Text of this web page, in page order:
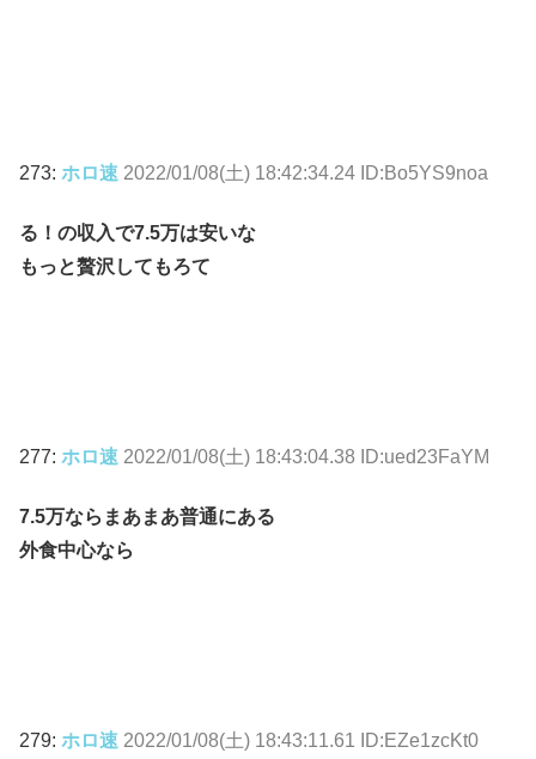
273: ホロ速 2022/01/08(土) 18:42:34.24 ID:Bo5YS9noa
る！の収入で7.5万は安いな
もっと贅沢してもろて
277: ホロ速 2022/01/08(土) 18:43:04.38 ID:ued23FaYM
7.5万ならまあまあ普通にある
外食中心なら
279: ホロ速 2022/01/08(土) 18:43:11.61 ID:EZe1zcKt0